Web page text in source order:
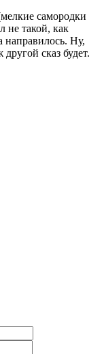
самородки
не такой, как
направилось. Ну,
сказ будет.